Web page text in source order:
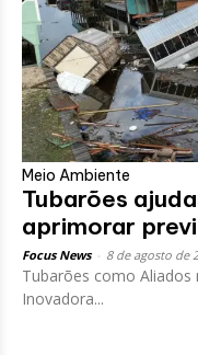
Meio Ambiente
Tubarões
aprimorar
Focus News 8 de agosto de
Tubarões como Aliados
Inovadora...